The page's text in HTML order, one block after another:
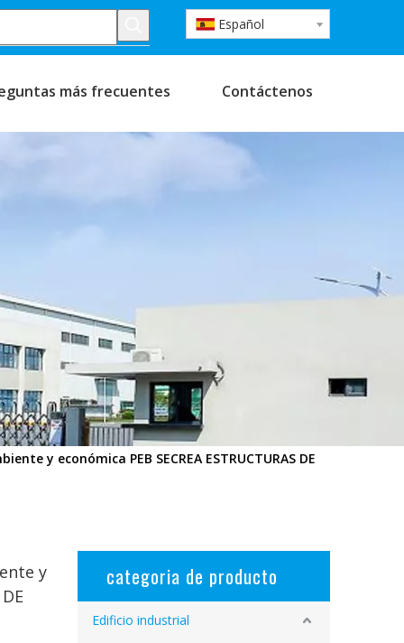
Español
más frecuentes Contáctenos
y económica PEB SECREA ESTRUCTURAS DE
y
categoria de producto
Edificio industrial